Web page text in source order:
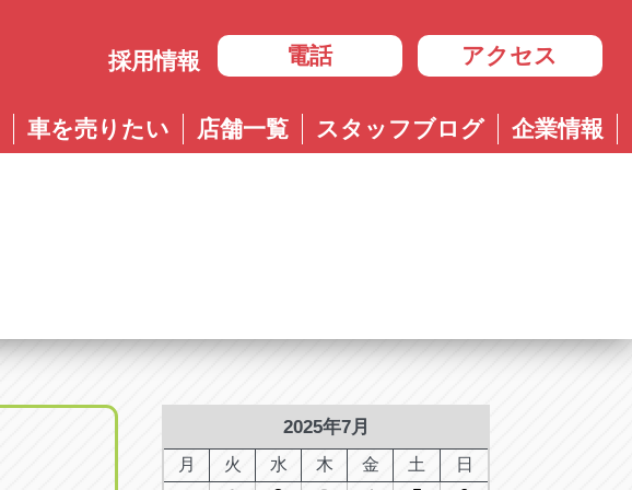
採用情報 電話
岐阜
058-379-0525
アップル大垣IC南店
0584-87-0200
アクセス
岐阜
アップル恵那店
アップル各務原店
岐阜県各務原市各務おがせ町9-206-1
車を売りたい 店舗一覧 スタッフブログ 企業情報
2025年7月
月 火 水 木 金 土
日